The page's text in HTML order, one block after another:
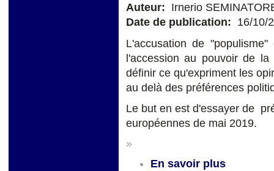
Auteur: Irnerio
Date de publication: 16/10/
L'accusation de
l'accession au pouvoir de
définir ce qu'expriment les
au delà des préférences
Le but en est d'essayer de
européennes de mai 2019.
»
En savoir plus